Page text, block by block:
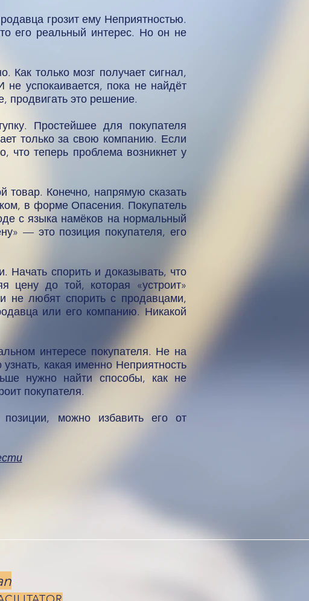
грозит ему Неприятностью.
его реальный интерес. Но он не
Как только мозг получает сигнал,
успокаивается, пока не найдёт
продвигать это решение.
Простейшее для покупателя
только за свою компанию. Если
что теперь проблема возникнет у
товар. Конечно, напрямую сказать
в форме Опасения. Покупатель
с языка намёков на нормальный
— это позиция покупателя, его
Начать спорить и доказывать, что
цену до той, которая «устроит»
не любят спорить с продавцами,
или его компанию. Никакой
интересе покупателя. Не на
какая именно Неприятность
нужно найти способы, как не
покупателя.
можно избавить его от